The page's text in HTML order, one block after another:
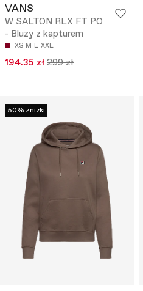
VANS
W SALTON RLX FT PO
- Bluzy z kapturem
XS M L XXL
194.35 zł 299 zł
50% zniżki